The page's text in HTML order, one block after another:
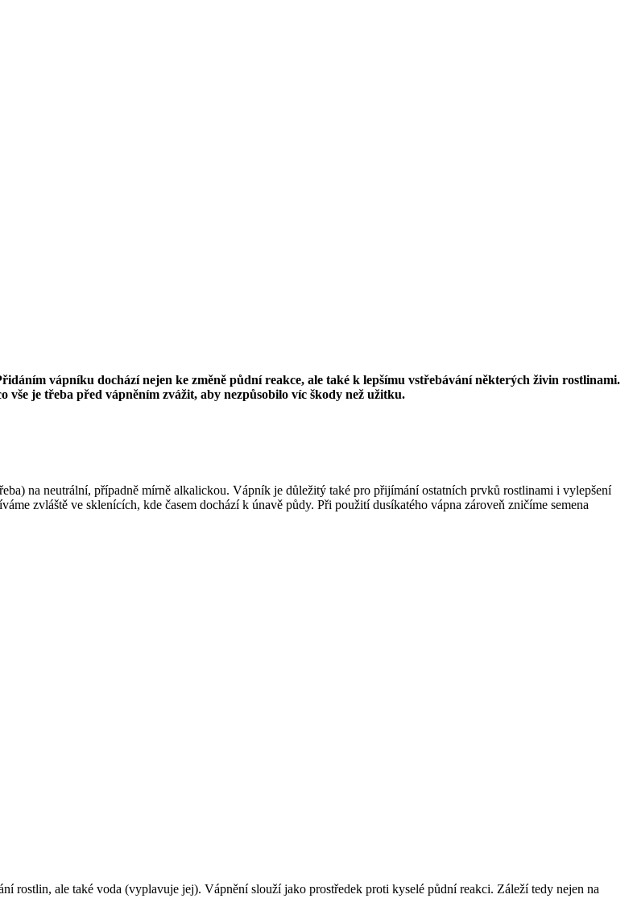
vápníku dochází nejen ke změně půdní reakce, ale také k lepšímu vstřebávání některých živin rostlinami.
je třeba před vápněním zvážit, aby nezpůsobilo víc škody než užitku.
na neutrální, případně mírně alkalickou. Vápník je důležitý také pro přijímání ostatních prvků rostlinami i vylepšení
zvláště ve sklenících, kde časem dochází k únavě půdy. Při použití dusíkatého vápna zároveň zničíme semena
rostlin, ale také voda (vyplavuje jej). Vápnění slouží jako prostředek proti kyselé půdní reakci. Záleží tedy nejen na